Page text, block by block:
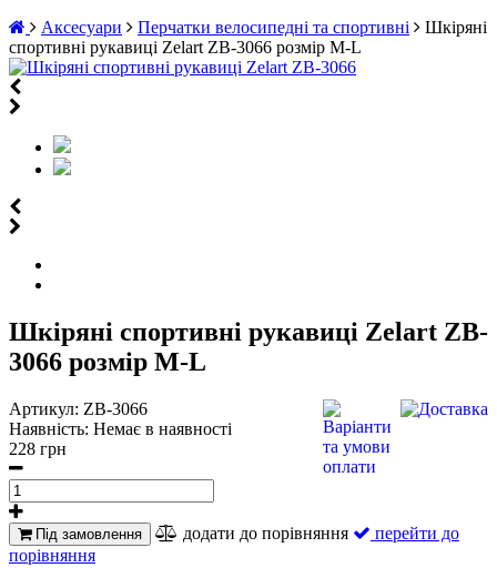
Аксесуари
Перчатки велосипедні та спортивні
Шкіряні
спортивні рукавиці Zelart ZB-3066 розмір M-L
Шкіряні спортивні рукавиці Zelart ZB-
3066 розмір M-L
Артикул: ZB-3066
Наявність: Немає в наявності
228 грн
Під замовлення додати до порівняння
перейти до
порівняння